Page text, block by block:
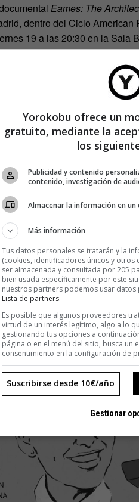
Eames: The
dentro del Ciclo American
19 a las 20:30 en la Sala
desde el 1 de septiembre lo
American Portraits incluye
educada
Looking
portraits/
Yorokobu ofrece un
gratuito, mediante la
los
Publicidad y contenido
contenido, investigación de
Almacenar la información en
Más información
Tus datos personales se tratarán y la
(cookies, identificadores únicos y
ser almacenada y consultada por 205
bien usada específicamente por este
nuestros partners podemos usar datos
Lista de partners.
Es posible que algunos proveedores
virtud de un interés legítimo, algo a lo
gestionando tus opciones a
página o en el menú del sitio, busca un
consentimiento en la configuración de
Suscribirse desde 10€/año
Gestionar